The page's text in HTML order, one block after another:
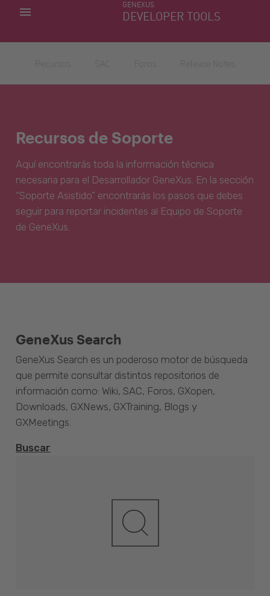
GENEXUS
DEVELOPER TOOLS
MIS APLICACIONES
Recursos de Soporte
Aquí encontrarás toda la información técnica
necesaria para el Desarrollador GeneXus. En la sección
“Soporte Asistido” encontrarás los pasos que debes
seguir para reportar incidentes al Equipo de Soporte
de GeneXus.
GeneXus Search
GeneXus Search es un poderoso motor de búsqueda
que permite consultar distintos repositorios de
información como: Wiki, SAC, Foros, GXopen,
Downloads, GXNews, GXTraining, Blogs y
GXMeetings.
Buscar